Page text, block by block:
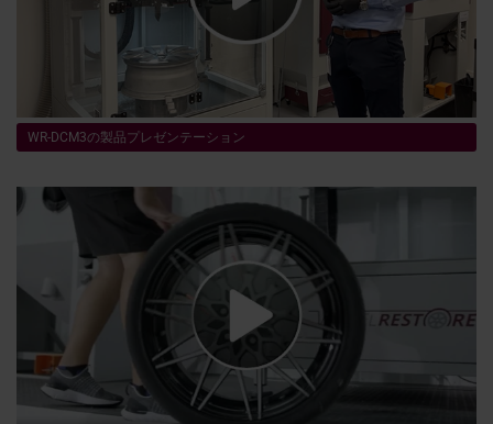
WR-DCM3の製品プレゼンテーション